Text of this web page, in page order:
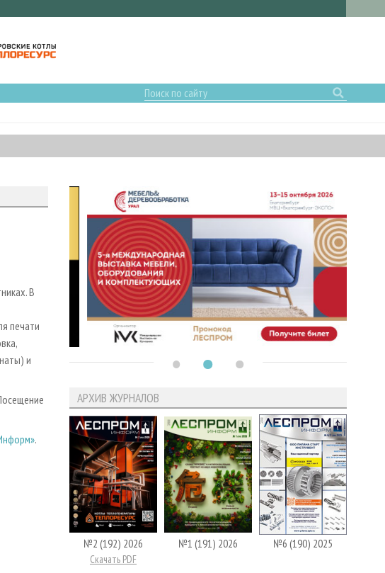
В
печати
и
.
АРХИВ ЖУРНАЛОВ
№2 (192) 2026
Скачать PDF
№1 (191) 2026 №6 (190) 2025